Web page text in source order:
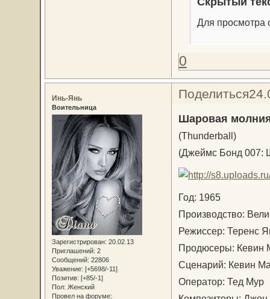
Для просмотра
0
Поделиться
Инь-Янь
Воительница
Зарегистрирован: 20.02.13
Приглашений: 2
Сообщений: 22806
Уважение: [+5698/-11]
Позитив: [+85/-1]
Пол: Женский
Провел на форуме:
Шаровая
(Thunderball)
(Джеймс Бонд 007:
Год: 1965
Производство:
Режиссер: Теренс
Продюсеры: Кевин
Сценарий: Кевин
Оператор: Тед